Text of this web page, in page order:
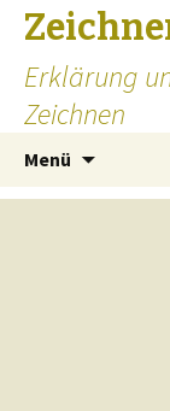
Erklärung
Zeichnen
Menü
springen